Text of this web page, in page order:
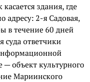
здания, где
адресу: 2-я Садовая,
в течение 60 дней
суда ответчики
— объект культурного
Мариинского